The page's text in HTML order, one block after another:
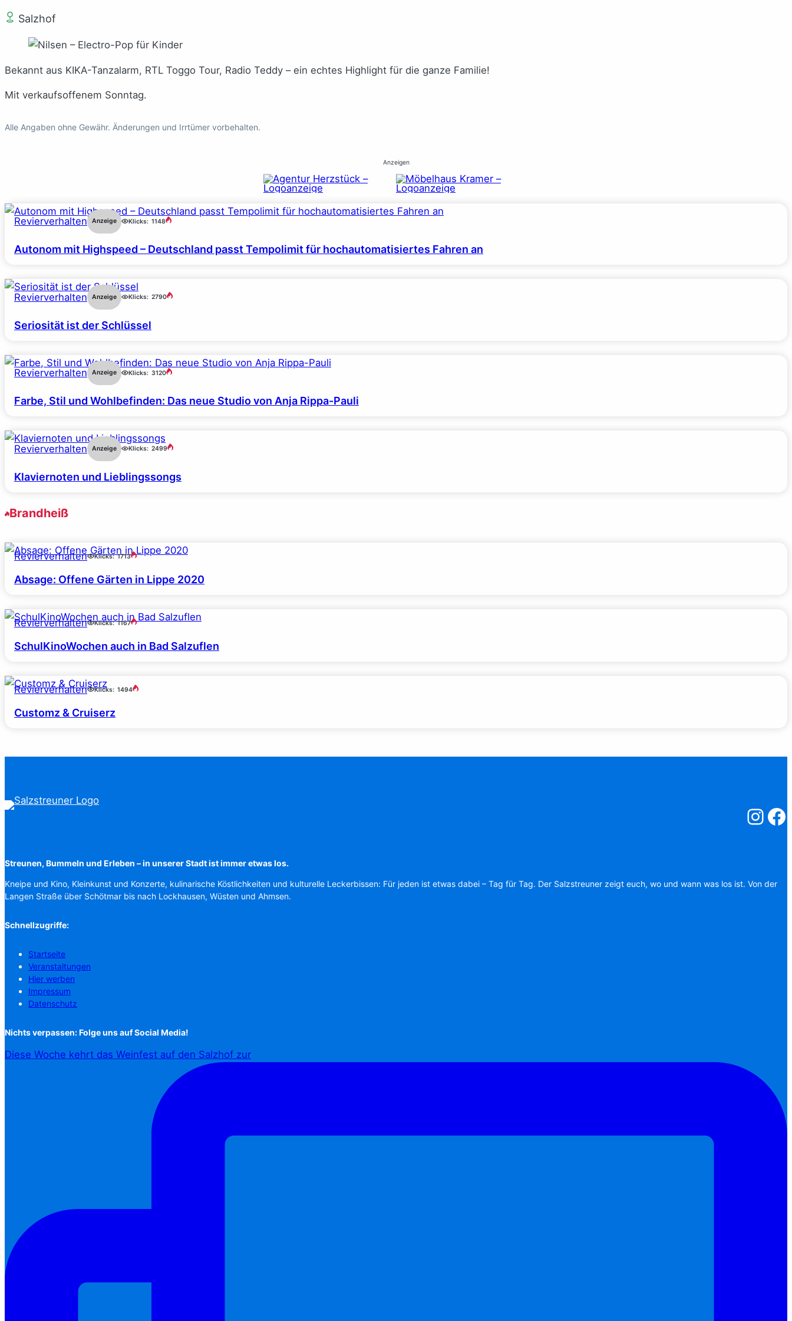
Salzhof
Bekannt aus KIKA-Tanzalarm, RTL Toggo Tour, Radio Teddy – ein echtes Highlight für die ganze Familie!
Mit verkaufsoffenem Sonntag.
Alle Angaben ohne Gewähr. Änderungen und Irrtümer vorbehalten.
Anzeigen
Revierverhalten Anzeige Klicks: 1148
Autonom mit Highspeed – Deutschland passt Tempolimit für hochautomatisiertes Fahren an
Revierverhalten Anzeige Klicks: 2790
Seriosität ist der Schlüssel
Revierverhalten Anzeige Klicks: 3120
Farbe, Stil und Wohlbefinden: Das neue Studio von Anja Rippa-Pauli
Revierverhalten Anzeige Klicks: 2499
Klaviernoten und Lieblingssongs
Brandheiß
Revierverhalten Klicks: 1713
Absage: Offene Gärten in Lippe 2020
Revierverhalten Klicks: 1167
SchulKinoWochen auch in Bad Salzuflen
Revierverhalten Klicks: 1494
Customz & Cruiserz
Streunen, Bummeln und Erleben – in unserer Stadt ist immer etwas los.
Kneipe und Kino, Kleinkunst und Konzerte, kulinarische Köstlichkeiten und kulturelle Leckerbissen: Für jeden ist etwas dabei – Tag für Tag. Der Salzstreuner zeigt euch, wo und wann was los ist. Von der
Langen Straße über Schötmar bis nach Lockhausen, Wüsten und Ahmsen.
Schnellzugriffe:
Startseite
Veranstaltungen
Hier werben
Impressum
Datenschutz
Nichts verpassen: Folge uns auf Social Media!
Diese Woche kehrt das Weinfest auf den Salzhof zur